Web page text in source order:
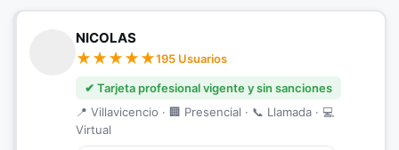
NICOLAS
195 Usuarios
✔ Tarjeta profesional vigente y sin sanciones
📍 Villavicencio · 🏢 Presencial · 📞 Llamada · 💻
Virtual